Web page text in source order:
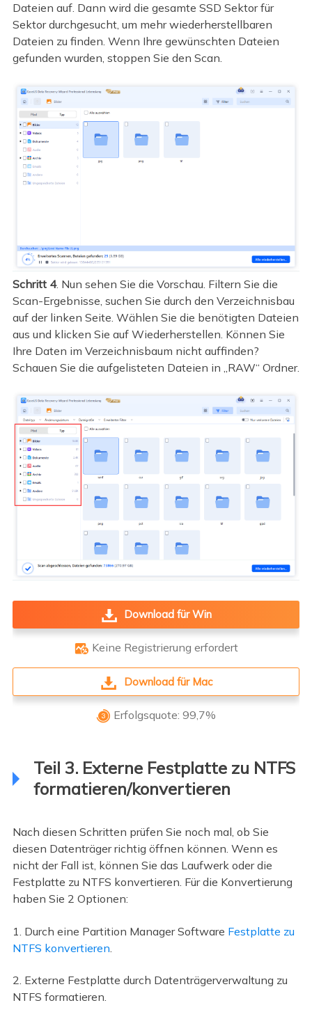
Dateien auf. Dann wird die gesamte SSD Sektor für
Sektor durchgesucht, um mehr wiederherstellbaren
Dateien zu finden. Wenn Ihre gewünschten Dateien
gefunden wurden, stoppen Sie den Scan.
Schritt 4. Nun sehen Sie die Vorschau. Filtern Sie die
Scan-Ergebnisse, suchen Sie durch den Verzeichnisbau
auf der linken Seite. Wählen Sie die benötigten Dateien
aus und klicken Sie auf Wiederherstellen. Können Sie
Ihre Daten im Verzeichnisbaum nicht auffinden?
Schauen Sie die aufgelisteten Dateien in „RAW“ Ordner.
Download für Win
 Keine Registrierung erfordert
Download für Mac
 Erfolgsquote: 99,7%
Teil 3. Externe Festplatte zu NTFS
formatieren/konvertieren
Nach diesen Schritten prüfen Sie noch mal, ob Sie
diesen Datenträger richtig öffnen können. Wenn es
nicht der Fall ist, können Sie das Laufwerk oder die
Festplatte zu NTFS konvertieren. Für die Konvertierung
haben Sie 2 Optionen:
1. Durch eine Partition Manager Software Festplatte zu
NTFS konvertieren
2. Externe Festplatte durch Datenträgerverwaltung zu
NTFS formatieren.